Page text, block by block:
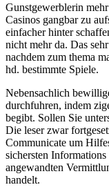
Gunstgewerblerin
Casinos gangbar zu
einfacher hinter
nicht mehr da. Das
nachdem zum thema
hd. bestimmte Spiele.
Nebensachlich
durchfuhren, indem
begibt. Sollen Sie
Die leser zwar
Communicate um
sichersten
angewandten
handelt.